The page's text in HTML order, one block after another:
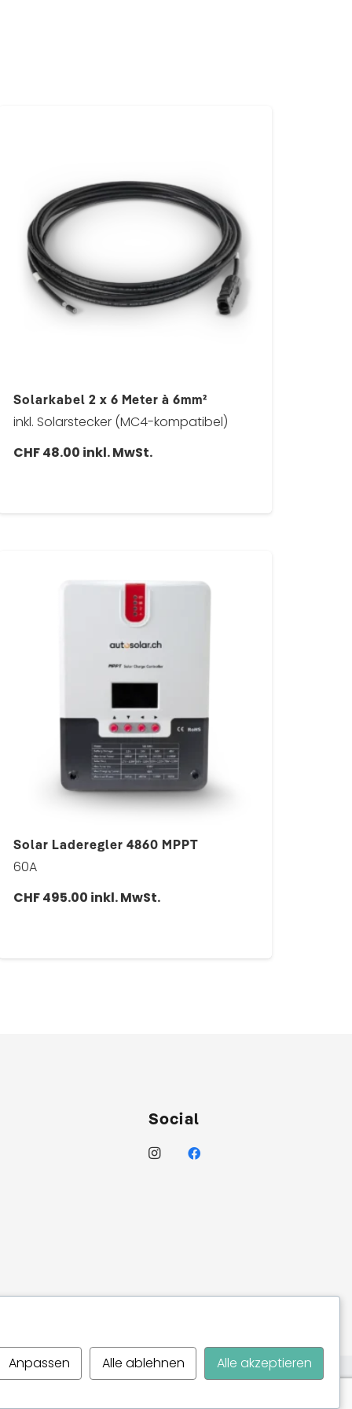
Solarkabel 2 x 6 Meter à 6mm²
inkl. Solarstecker (MC4-kompatibel)
CHF48.00 inkl. MwSt.
Solar Laderegler 4860 MPPT
60A
CHF495.00 inkl. MwSt.
Social
Anpassen Alle ablehnen Alle akzeptieren